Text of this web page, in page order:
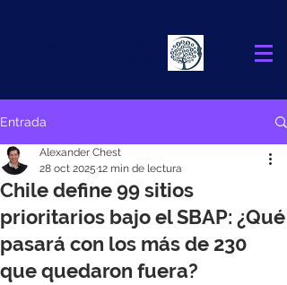
Entrada
Chile define 99 sitios
prioritarios bajo el SBAP: ¿Qué
pasará con los más de 230
que quedaron fuera?
Alexander Chest
28 oct 2025 12 min de lectura